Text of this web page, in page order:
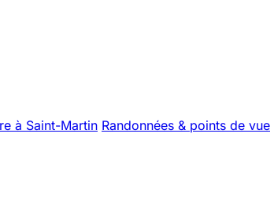
à Saint-Martin Randonnées & points de vue